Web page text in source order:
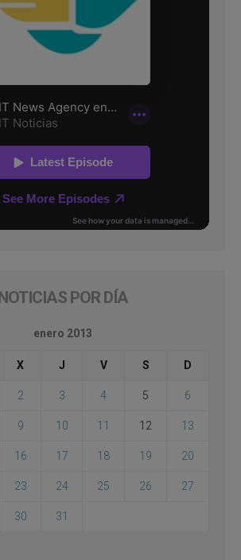
NOTICIAS POR DÍA
enero 2013
X J V S D
2 3 4 5 6
9 10 11 12 13
16 17 18 19 20
23 24 25 26 27
30 31